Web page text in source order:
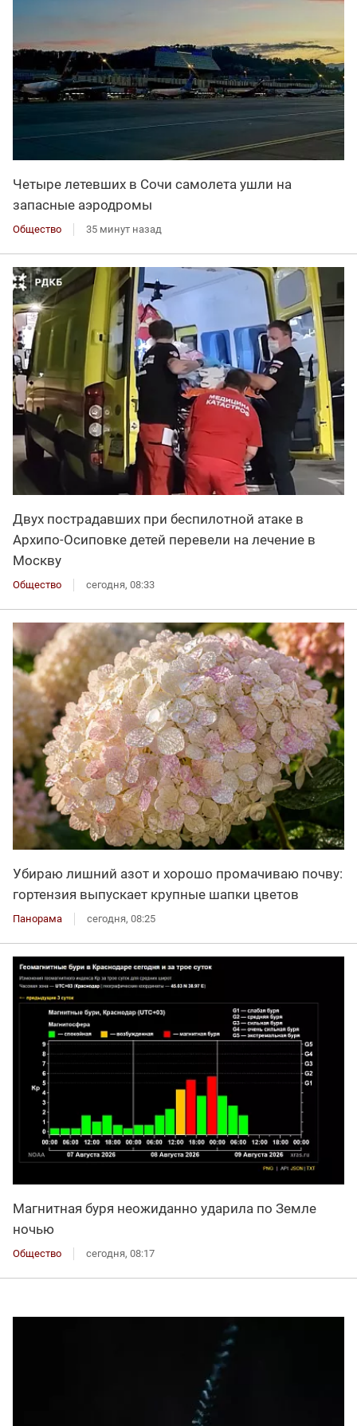
Четыре летевших в Сочи самолета ушли на
запасные аэродромы
Общество 35 минут назад
Двух пострадавших при беспилотной атаке в
Архипо-Осиповке детей перевели на лечение в
Москву
Общество сегодня, 08:33
Убираю лишний азот и хорошо промачиваю почву:
гортензия выпускает крупные шапки цветов
Панорама сегодня, 08:25
Магнитная буря неожиданно ударила по Земле
ночью
Общество сегодня, 08:17